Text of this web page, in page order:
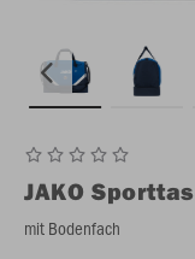
JAKO
mit Bodenfach